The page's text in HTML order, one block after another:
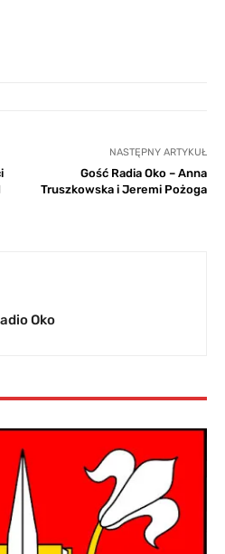
NASTĘPNY ARTYKUŁ
Gość Radia Oko – Anna
Truszkowska i Jeremi Pożoga
Oko